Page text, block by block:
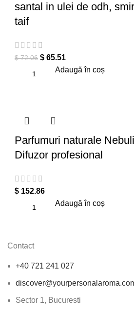
santal in ulei de odh,
taif
$72.06 $ 65.51
Adaugă în coș
Parfumuri naturale
Difuzor profesional
$ 152.86
Adaugă în coș
Contact
+40 721 241 027
Sector 1, Bucuresti